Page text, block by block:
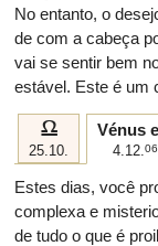
No entanto, o
de com a cabeça
vai se sentir bem
estável. Este é um
g
25.10.
Vénus
4.12.
Estes dias, você
complexa e
de tudo o que é